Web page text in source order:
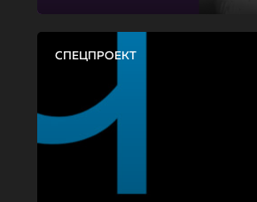
СПЕЦПРОЕКТ